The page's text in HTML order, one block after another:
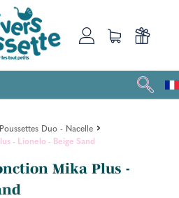
Duo - Nacelle
- Lionelo - Beige Sand
Mika Plus -